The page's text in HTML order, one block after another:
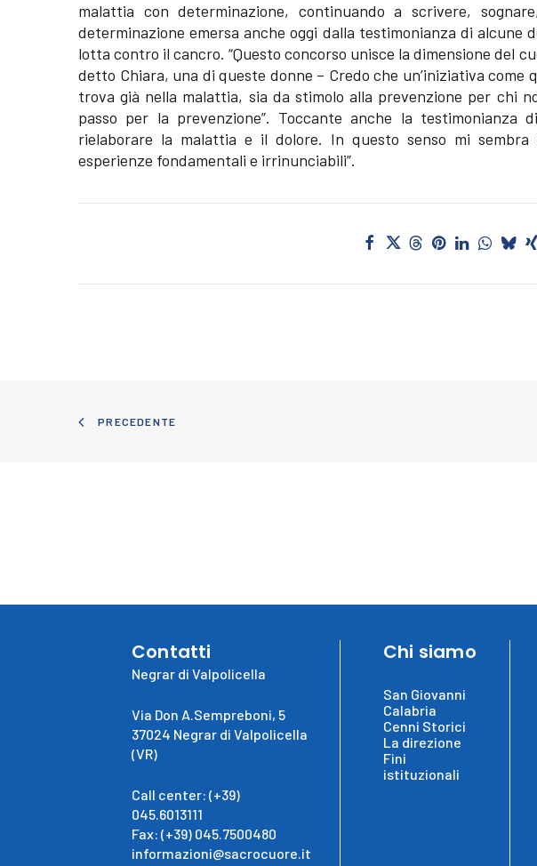
malattia con determinazione, continuando a scrivere,
determinazione emersa anche oggi dalla testimonianza di alcune
lotta contro il cancro. “Questo concorso unisce la dimensione del
detto Chiara, una di queste donne – Credo che un’iniziativa come
trova già nella malattia, sia da stimolo alla prevenzione per chi
passo per la prevenzione”. Toccante anche la testimonianza
rielaborare la malattia e il dolore. In questo senso mi
esperienze fondamentali e irrinunciabili”.
PRECEDENTE
Contatti
Negrar di Valpolicella
Via Don A.Sempreboni, 5
37024 Negrar di Valpolicella
(VR)
Call center: (+39)
045.6013111
Fax: (+39) 045.7500480
informazioni@sacrocuore.it
Chi siamo
San Giovanni
Calabria
Cenni Storici
La direzione
Fini
istituzionali